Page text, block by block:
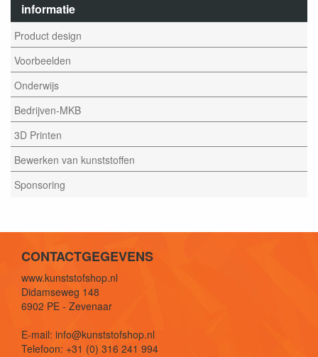
informatie
Product design
Voorbeelden
Onderwijs
Bedrijven-MKB
3D Printen
Bewerken van kunststoffen
Sponsoring
CONTACTGEGEVENS
www.kunststofshop.nl
Didamseweg 148
6902 PE - Zevenaar
E-mail: info@kunststofshop.nl
Telefoon: +31 (0) 316 241 994